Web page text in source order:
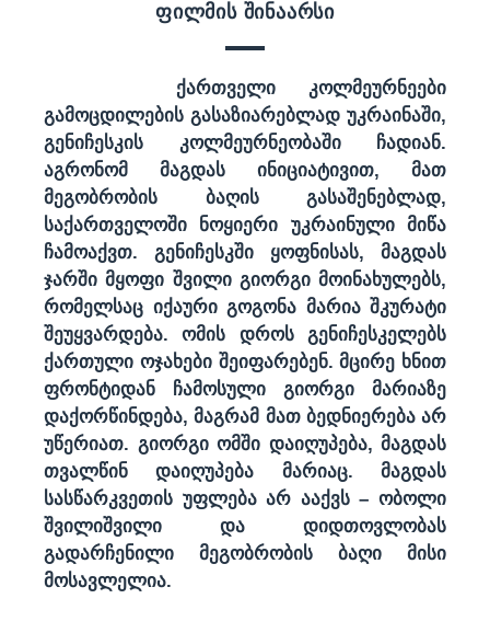
ფილმის შინაარსი
ქართველი კოლმეურნეები
გამოცდილების გასაზიარებლად უკრაინაში,
გენიჩესკის კოლმეურნეობაში ჩადიან.
აგრონომ მაგდას ინიციატივით, მათ
მეგობრობის ბაღის გასაშენებლად,
საქართველოში ნოყიერი უკრაინული მიწა
ჩამოაქვთ. გენიჩესკში ყოფნისას, მაგდას
ჯარში მყოფი შვილი გიორგი მოინახულებს,
რომელსაც იქაური გოგონა მარია შკურატი
შეუყვარდება. ომის დროს გენიჩესკელებს
ქართული ოჯახები შეიფარებენ. მცირე ხნით
ფრონტიდან ჩამოსული გიორგი მარიაზე
დაქორწინდება, მაგრამ მათ ბედნიერება არ
უწერიათ. გიორგი ომში დაიღუპება, მაგდას
თვალწინ დაიღუპება მარიაც. მაგდას
სასწარკვეთის უფლება არ ააქვს – ობოლი
შვილიშვილი და დიდთოვლობას
გადარჩენილი მეგობრობის ბაღი მისი
მოსავლელია.